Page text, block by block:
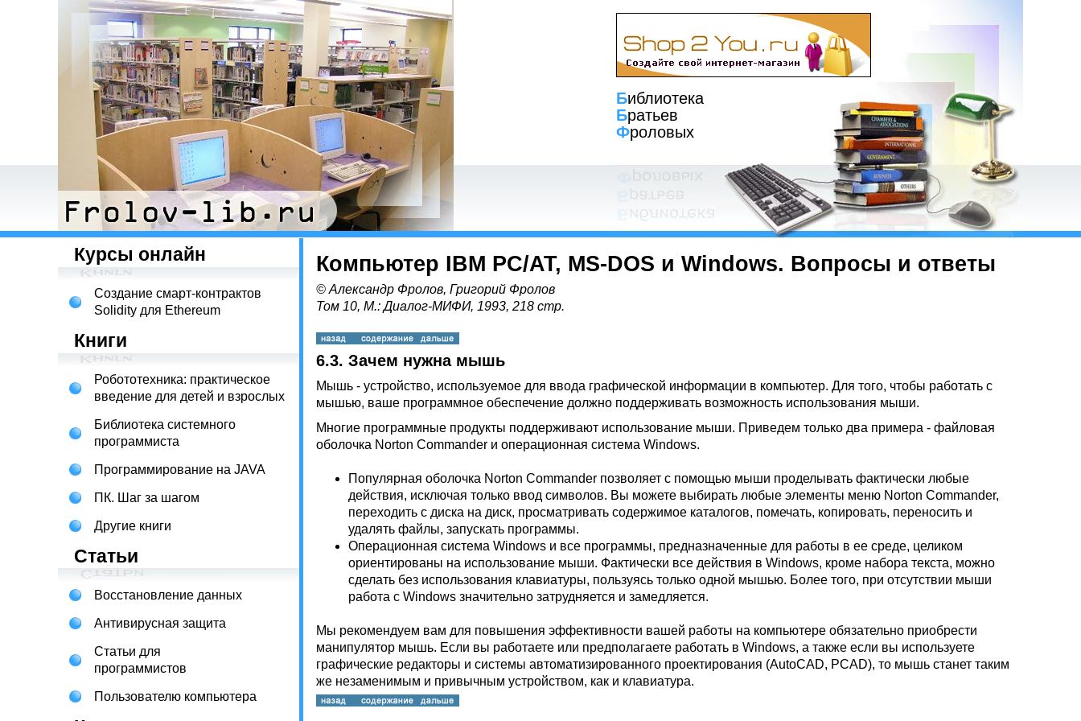
Библиотека
Братьев
Фроловых
Курсы онлайн
Создание смарт-контрактов
Solidity для Ethereum
Книги
Робототехника: практическое
введение для детей и взрослых
Библиотека системного
программиста
Программирование на JAVA
ПК. Шаг за шагом
Другие книги
Статьи
Восстановление данных
Антивирусная защита
Статьи для
программистов
Пользователю компьютера
Компьютер IBM PC/AT, MS-DOS и Windows. Вопросы и ответы
© Александр Фролов, Григорий Фролов
Том 10, М.: Диалог-МИФИ, 1993, 218 стр.
6.3. Зачем нужна мышь
Мышь - устройство, используемое для ввода графической информации в компьютер. Для того, чтобы работать с
мышью, ваше программное обеспечение должно поддерживать возможность использования мыши.
Многие программные продукты поддерживают использование мыши. Приведем только два примера - файловая
оболочка Norton Commander и операционная система Windows.
Популярная оболочка Norton Commander позволяет с помощью мыши проделывать фактически любые
действия, исключая только ввод символов. Вы можете выбирать любые элементы меню Norton Commander,
переходить с диска на диск, просматривать содержимое каталогов, помечать, копировать, переносить и
удалять файлы, запускать программы.
Операционная система Windows и все программы, предназначенные для работы в ее среде, целиком
ориентированы на использование мыши. Фактически все действия в Windows, кроме набора текста, можно
сделать без использования клавиатуры, пользуясь только одной мышью. Более того, при отсутствии мыши
работа с Windows значительно затрудняется и замедляется.
Мы рекомендуем вам для повышения эффективности вашей работы на компьютере обязательно приобрести
манипулятор мышь. Если вы работаете или предполагаете работать в Windows, а также если вы используете
графические редакторы и системы автоматизированного проектирования (AutoCAD, PCAD), то мышь станет таким
же незаменимым и привычным устройством, как и клавиатура.